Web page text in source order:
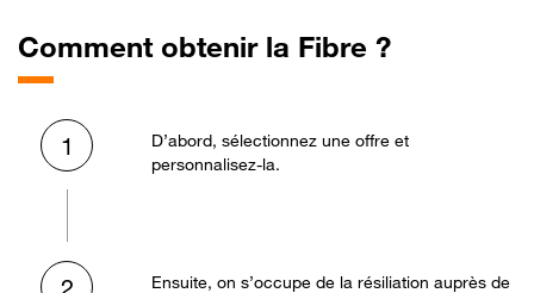
Comment obtenir la Fibre ?
1
D’abord, sélectionnez une offre et
personnalisez-la.
Ensuite, on s’occupe de la résiliation auprès de